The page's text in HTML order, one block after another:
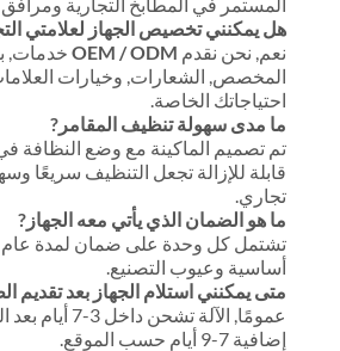
هل يمكنني تخصيص الجهاز لعلامتي
نعم, نحن نقدمOEM / ODMخدمات, بما
المخصص, الشعارات, وخيارات العلامات
احتياجاتك الخاصة.
ما مدى سهولة تنظيف المقامر?
تم تصميم الماكينة مع وضع النظافة في
قابلة للإزالة تجعل التنظيف سريعًا
تجاري.
ما هو الضمان الذي يأتي معه الجهاز?
تشتمل كل وحدة على ضمان لمدة عام
أساسية وعيوب التصنيع.
متى يمكنني استلام الجهاز بعد تقديم
عمومًا, الآلة تشحن
إضافية 7-9 أيام حسب الموقع.